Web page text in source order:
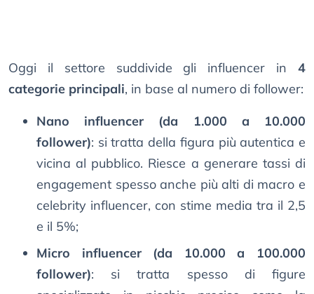
Oggi il settore suddivide gli influencer in 4
categorie principali, in base al numero di follower:
Nano influencer (da 1.000 a 10.000
follower): si tratta della figura più autentica e
vicina al pubblico. Riesce a generare tassi di
engagement spesso anche più alti di macro e
celebrity influencer, con stime media tra il 2,5
e il 5%;
Micro influencer (da 10.000 a 100.000
follower): si tratta spesso di figure